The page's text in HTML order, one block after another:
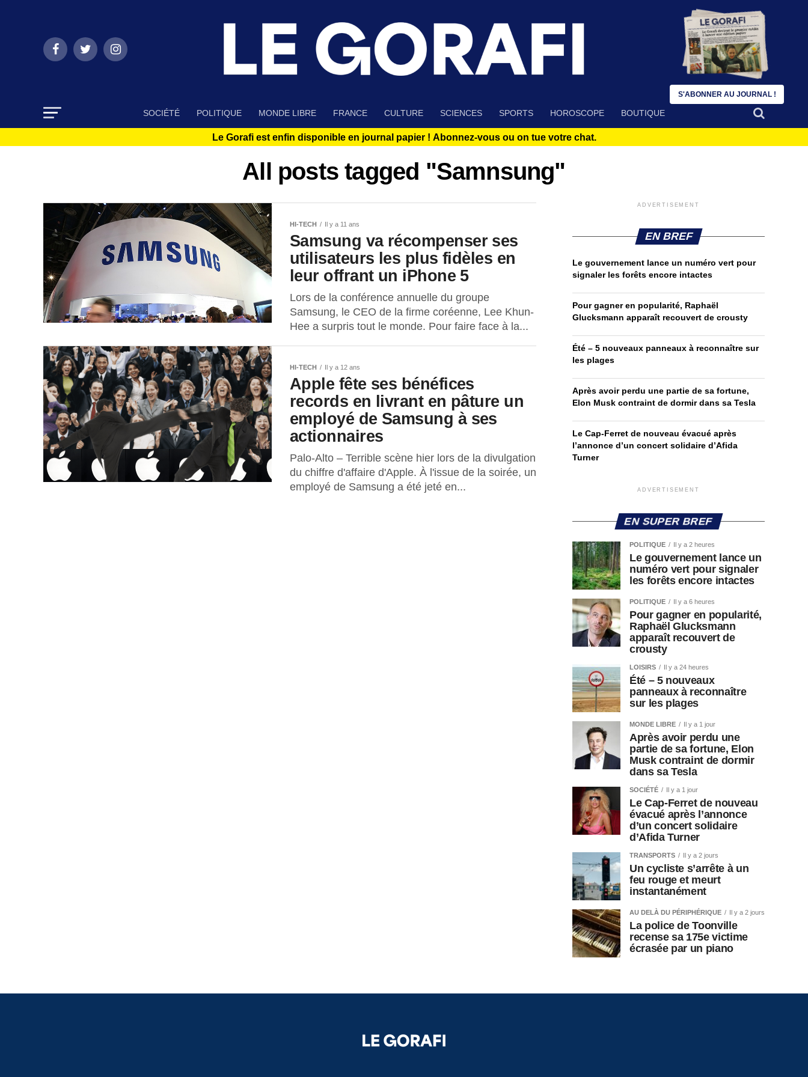
SOCIÉTÉ POLITIQUE MONDE LIBRE FRANCE CULTURE SCIENCES SPORTS HOROSCOPE BOUTIQUE
Le Gorafi est enfin disponible en journal papier ! Abonnez-vous ou on tue votre chat.
All posts tagged "Samnsung"
HI-TECH Il y a 11 ans
Samsung va récompenser ses
utilisateurs les plus fidèles en
leur offrant un iPhone 5
Lors de la conférence annuelle du groupe
Samsung, le CEO de la firme coréenne, Lee Khun-
Hee a surpris tout le monde. Pour faire face à la...
HI-TECH Il y a 12 ans
Apple fête ses bénéfices
records en livrant en pâture un
employé de Samsung à ses
actionnaires
Palo-Alto – Terrible scène hier lors de la divulgation
du chiffre d'affaire d'Apple. À l'issue de la soirée, un
employé de Samsung a été jeté en...
ADVERTISEMENT
EN BREF
Le gouvernement lance un numéro vert pour
signaler les forêts encore intactes
Pour gagner en popularité, Raphaël
Glucksmann apparaît recouvert de crousty
Été – 5 nouveaux panneaux à reconnaître sur
les plages
Après avoir perdu une partie de sa fortune,
Elon Musk contraint de dormir dans sa Tesla
Le Cap-Ferret de nouveau évacué après
l’annonce d’un concert solidaire d’Afida
Turner
ADVERTISEMENT
EN SUPER BREF
POLITIQUE Il y a 2 heures
Le gouvernement lance un
numéro vert pour signaler
les forêts encore intactes
POLITIQUE Il y a 6 heures
Pour gagner en popularité,
Raphaël Glucksmann
apparaît recouvert de
crousty
LOISIRS Il y a 24 heures
Été – 5 nouveaux
panneaux à reconnaître
sur les plages
MONDE LIBRE Il y a 1 jour
Après avoir perdu une
partie de sa fortune, Elon
Musk contraint de dormir
dans sa Tesla
SOCIÉTÉ Il y a 1 jour
Le Cap-Ferret de nouveau
évacué après l’annonce
d’un concert solidaire
d’Afida Turner
TRANSPORTS Il y a 2 jours
Un cycliste s’arrête à un
feu rouge et meurt
instantanément
AU DELÀ DU PÉRIPHÉRIQUE Il y a 2 jours
La police de Toonville
recense sa 175e victime
écrasée par un piano
S'ABONNER AU JOURNAL !